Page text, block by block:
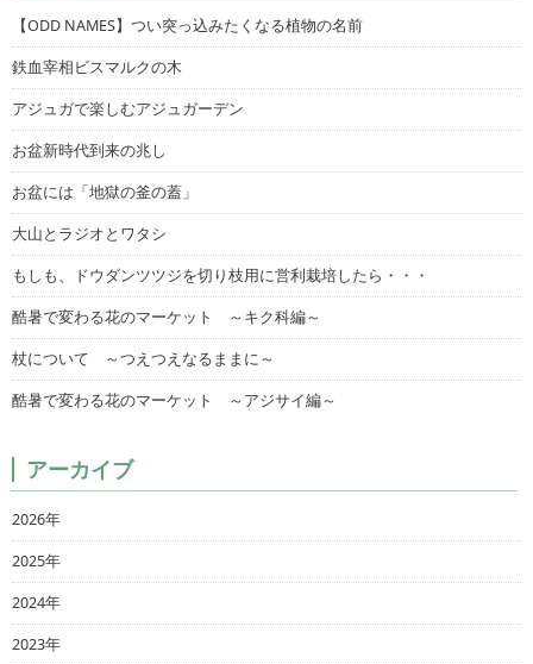
【ODD NAMES】つい突っ込みたくなる植物の名前
鉄血宰相ビスマルクの木
アジュガで楽しむアジュガーデン
お盆新時代到来の兆し
お盆には「地獄の釜の蓋」
大山とラジオとワタシ
もしも、ドウダンツツジを切り枝用に営利栽培したら・・・
酷暑で変わる花のマーケット ～キク科編～
杖について ～つえつえなるままに～
酷暑で変わる花のマーケット ～アジサイ編～
アーカイブ
2026年
2025年
2024年
2023年